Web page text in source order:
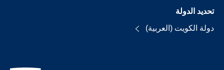
تحديد الدولة
دولة الكويت (العربية)